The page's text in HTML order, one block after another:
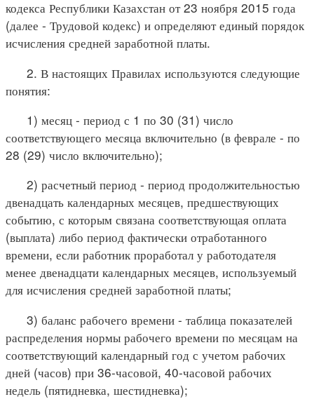
кодекса Республики Казахстан от 23 ноября 2015 года
(далее - Трудовой кодекс) и определяют единый порядок
исчисления средней заработной платы.
2. В настоящих Правилах используются следующие
понятия:
1) месяц - период с 1 по 30 (31) число
соответствующего месяца включительно (в феврале - по
28 (29) число включительно);
2) расчетный период - период продолжительностью
двенадцать календарных месяцев, предшествующих
событию, с которым связана соответствующая оплата
(выплата) либо период фактически отработанного
времени, если работник проработал у работодателя
менее двенадцати календарных месяцев, используемый
для исчисления средней заработной платы;
3) баланс рабочего времени - таблица показателей
распределения нормы рабочего времени по месяцам на
соответствующий календарный год с учетом рабочих
дней (часов) при 36-часовой, 40-часовой рабочих
недель (пятидневка, шестидневка);